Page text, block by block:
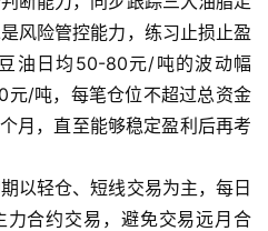
风险管控能力，练习止损止盈
油日均50-80元/吨的波动幅
/吨，每笔仓位不超过总资金
月，直至能够稳定盈利后再考
以轻仓、短线交易为主，每日
力合约交易，避免交易远月合